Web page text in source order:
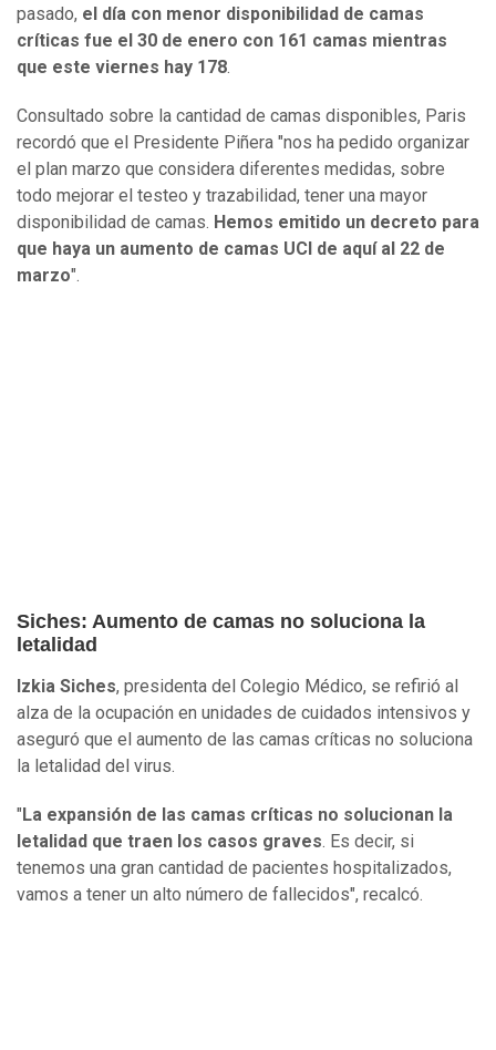
pasado, el día con menor disponibilidad de camas
críticas fue el 30 de enero con 161 camas mientras
que este viernes hay 178.
Consultado sobre la cantidad de camas disponibles, Paris
recordó que el Presidente Piñera "nos ha pedido organizar
el plan marzo que considera diferentes medidas, sobre
todo mejorar el testeo y trazabilidad, tener una mayor
disponibilidad de camas. Hemos emitido un decreto para
que haya un aumento de camas UCI de aquí al 22 de
marzo".
Siches: Aumento de camas no soluciona la
letalidad
Izkia Siches, presidenta del Colegio Médico, se refirió al
alza de la ocupación en unidades de cuidados intensivos y
aseguró que el aumento de las camas críticas no soluciona
la letalidad del virus.
" La expansión de las camas críticas no solucionan la
letalidad que traen los casos graves. Es decir, si
tenemos una gran cantidad de pacientes hospitalizados,
vamos a tener un alto número de fallecidos", recalcó.